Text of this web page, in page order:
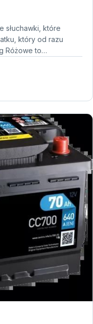
słuchawki, które
który od razu
Różowe to